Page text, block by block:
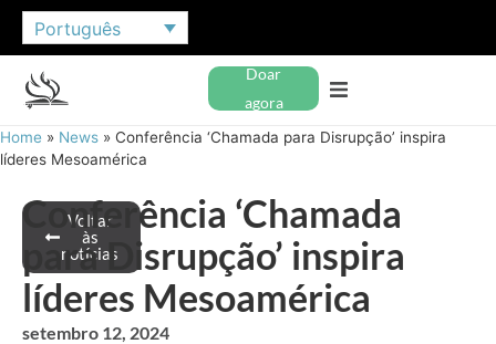
Português
Doar
agora
Home » News » Conferência ‘Chamada para Disrupção’ inspira
líderes Mesoamérica
Voltar
às
notícias
Conferência ‘Chamada
para Disrupção’ inspira
líderes Mesoamérica
setembro 12, 2024